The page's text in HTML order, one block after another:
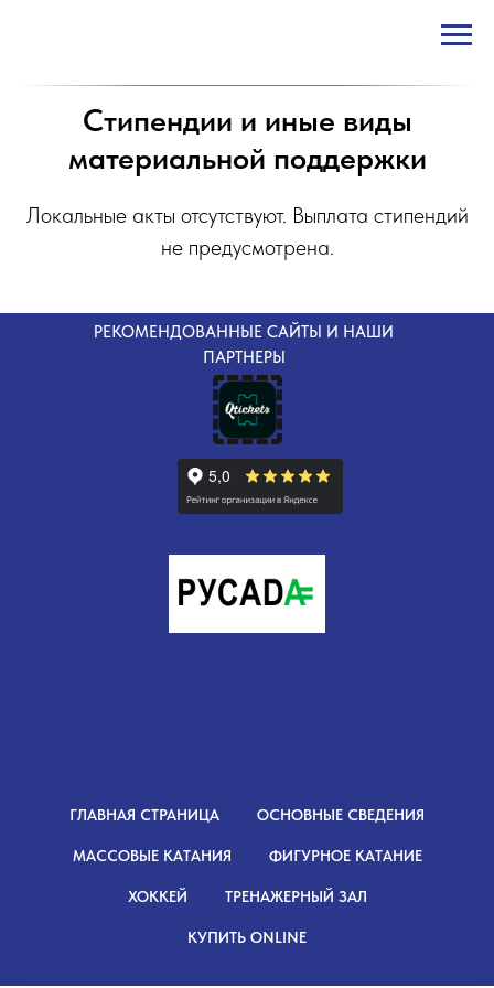
Стипендии и иные виды
материальной поддержки
Локальные акты отсутствуют. Выплата стипендий
не предусмотрена.
РЕКОМЕНДОВАННЫЕ САЙТЫ И НАШИ
ПАРТНЕРЫ
ГЛАВНАЯ СТРАНИЦА ОСНОВНЫЕ СВЕДЕНИЯ
МАССОВЫЕ КАТАНИЯ ФИГУРНОЕ КАТАНИЕ
ХОККЕЙ ТРЕНАЖЕРНЫЙ ЗАЛ
КУПИТЬ ONLINE